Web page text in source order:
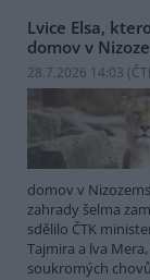
Lvice Elsa,
domov v
28.7.2026 14:03 (
domov v
zahrady šelma
sdělilo ČTK
Tajmira a lva
soukromých